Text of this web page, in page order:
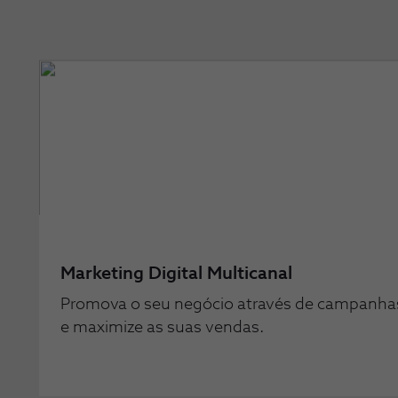
Marketing Digital Multicanal
Promova o seu negócio através de
e maximize as suas vendas.